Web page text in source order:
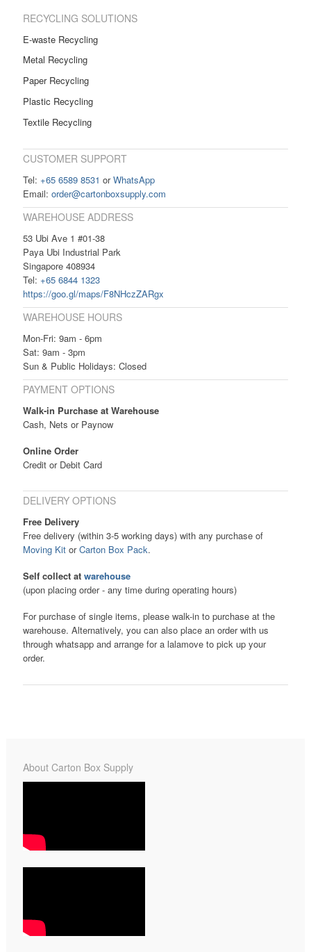
RECYCLING SOLUTIONS
E-waste Recycling
Metal Recycling
Paper Recycling
Plastic Recycling
Textile Recycling
CUSTOMER SUPPORT
Tel: +65 6589 8531 orWhatsApp
Email: order@cartonboxsupply.com
WAREHOUSE ADDRESS
53 Ubi Ave 1 #01-38
Paya Ubi Industrial Park
Singapore 408934
Tel: +65 6844 1323
https://goo.gl/maps/F8NHczZARgx
WAREHOUSE HOURS
Mon-Fri: 9am - 6pm
Sat: 9am - 3pm
Sun & Public Holidays: Closed
PAYMENT OPTIONS
Walk-in Purchase at Warehouse
Cash, Nets or Paynow
Online Order
Credit or Debit Card
DELIVERY OPTIONS
Free Delivery
Free delivery (within 3-5 working days) with any purchase of
Moving KitorCarton Box Pack.
Self collect at warehouse
(upon placing order - any time during operating hours)
For purchase of single items, please walk-in to purchase at the
warehouse. Alternatively, you can also place an order with us
through whatsapp and arrange for a lalamove to pick up your
order.
About Carton Box Supply